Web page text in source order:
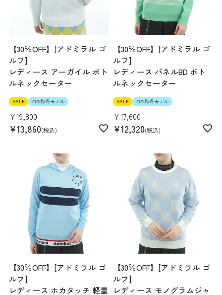
【30％OFF】[アドミラル ゴ
ルフ]
レディース アーガイル ボト
ルネックセーター
SALE 2025秋冬モデル
¥19,800
¥13,860 税込
【30％OFF】[アドミラル ゴ
ルフ]
レディース パネルBD ボト
ルネックセーター
SALE 2025秋冬モデル
¥17,600
¥12,320 税込
【30％OFF】[アドミラル ゴ
ルフ]
レディース ホカタッチ 軽量
【30％OFF】[アドミラル ゴ
ルフ]
レディース モノグラムジャ